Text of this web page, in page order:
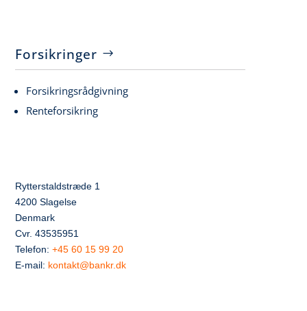
Forsikringer
Forsikringsrådgivning
Renteforsikring
Rytterstaldstræde 1
4200 Slagelse
Denmark
Cvr. 43535951
Telefon:+45 60 15 99 20
E-mail: kontakt@bankr.dk